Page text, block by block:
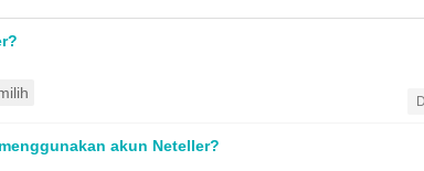
akun Neteller?